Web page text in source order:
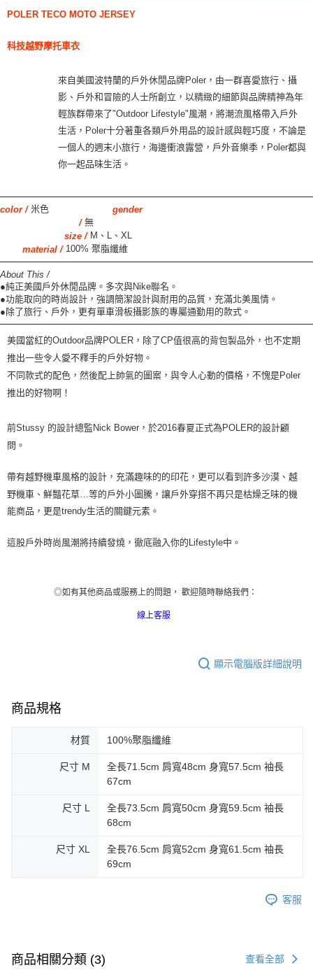
POLER TECO MOTO JERSEY
科技越野摩托車衣
來自美國波特蘭的戶外休閒品牌Poler，由一群喜愛旅行、攝
影、戶外和冒險的人士所創立，以精緻的細節與品牌精神為年
輕族群帶來了"Outdoor Lifestyle"風潮，將潮流風格帶入戶外
生活，Poler十分著重各類戶外用品的設計感與輕巧度，不論是
一個人的週末小旅行，海邊衝浪露營，戶外音樂季，Poler都與
你一起品味生活。
color / 米色
gender
/ 無
size / M、L、XL
material / 100% 聚脂纖維
About This /
●純正美國戶外休閒品牌。多次與Nike聯名。
●功能取向的時尚設計，強調簡潔設計與耐用的品質，充滿北美風情。
●除了旅行、戶外，更有單車滑板攝影族的專屬通勤用的款式。
美國當紅的Outdoor品牌POLER ，除了CP值很高的背包製品外 ， 也不定期
推出一些令人愛不釋手的戶外好物。
不同款式的配色，然後配上帥氣的圖案，與令人心動的價格，不愧是Poler
推出的好物啊！
前Stussy 的設計總監Nick Bower ，於2016春夏正式為POLER的設計顧
問。
帶有越野機車風格的設計，充滿趣味的的印花，更可以看到許多沙漠、越
野機車、鮮豔花草
等的戶外小圖騰，讓戶外穿搭不再只是枯燥乏味的機
能商品，更是trendy生活的關鍵元素。
這股戶外時尚風潮將持續發燒，徹底融入你的 Lifestyle中 。
◎如有其他商品或服務上的問題， 歡迎隨時聯絡我們：
線上客服
顯示電腦版詳細說明
商品規格
材質 100%聚脂纖維
尺寸 M
全長71.5cm 肩寬48cm 身寬57.5cm 袖長
67cm
尺寸 L
全長73.5cm 肩寬50cm 身寬59.5cm 袖長
68cm
尺寸 XL
全長76.5cm 肩寬52cm 身寬61.5cm 袖長
69cm
客服
商品相關分類 (3) 查看全部